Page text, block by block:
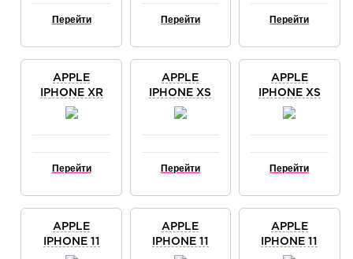
iPhone 7 Plus
iPhone 6s
iPhone SE
iPhone 5
iPhone 4s
Цвет
"Черный"
"Черный Оникс"
"Серебристый"
"Золотой"
Перейти Перейти Перейти
APPLE
IPHONE XR
64GB WHITE
Перейти
APPLE
IPHONE XS
64GB SILVER
Перейти
APPLE
IPHONE XS
MAX 64GB
(СЕРЕБРИСТЫЙ)
Перейти
APPLE
IPHONE 11
64GB WHITE
APPLE
IPHONE 11
PRO 64GB
APPLE
IPHONE 11
PRO MAX